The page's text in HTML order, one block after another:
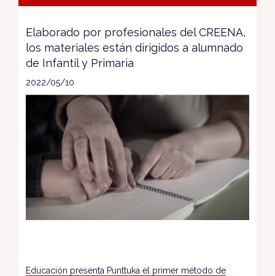
Elaborado por profesionales del CREENA,
los materiales están dirigidos a alumnado
de Infantil y Primaria
2022/05/10
Educación presenta Punttuka el primer método de